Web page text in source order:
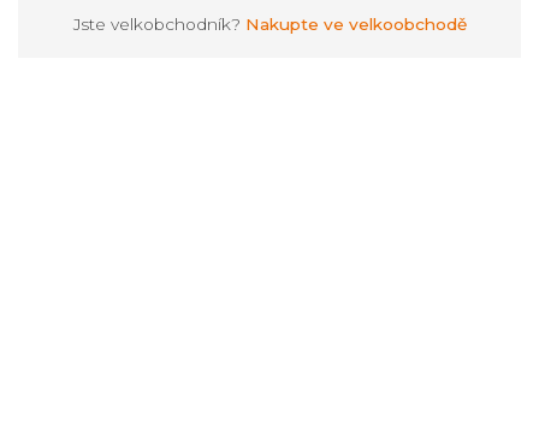
Jste velkobchodník? Nakupte ve velkoobchodě